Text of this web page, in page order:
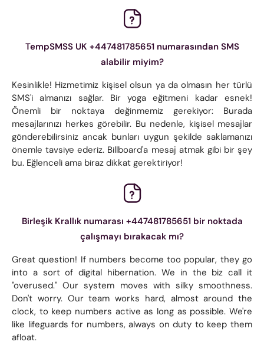
TempSMSS UK +447481785651 numarasından SMS
alabilir miyim?
Kesinlikle! Hizmetimiz kişisel olsun ya da olmasın her türlü
SMS'i almanızı sağlar. Bir yoga eğitmeni kadar esnek!
Önemli bir noktaya değinmemiz gerekiyor: Burada
mesajlarınızı herkes görebilir. Bu nedenle, kişisel mesajlar
gönderebilirsiniz ancak bunları uygun şekilde saklamanızı
önemle tavsiye ederiz. Billboard'a mesaj atmak gibi bir şey
bu. Eğlenceli ama biraz dikkat gerektiriyor!
Birleşik Krallık numarası +447481785651 bir noktada
çalışmayı bırakacak mı?
Great question! If numbers become too popular, they go
into a sort of digital hibernation. We in the biz call it
"overused." Our system moves with silky smoothness.
Don't worry. Our team works hard, almost around the
clock, to keep numbers active as long as possible. We're
like lifeguards for numbers, always on duty to keep them
afloat.